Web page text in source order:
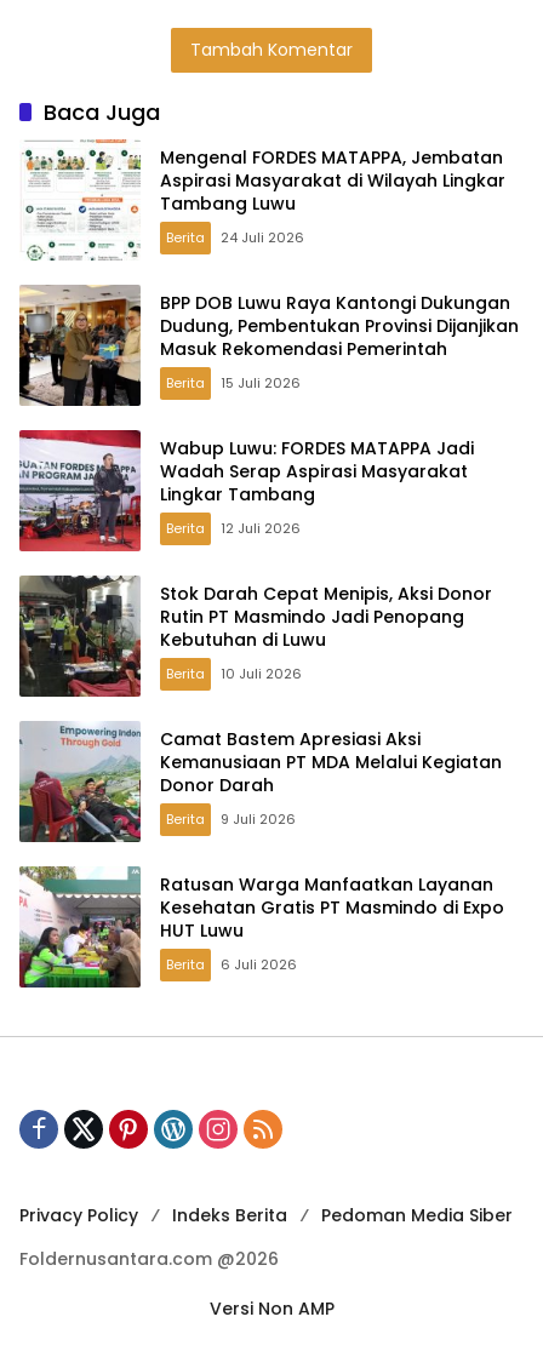
Kegiatan Donor
Darah
PT Masmindo di
Tambah Komentar
Baca Juga
Mengenal FORDES MATAPPA, Jembatan
Aspirasi Masyarakat di Wilayah Lingkar
Tambang Luwu
Berita 24 Juli 2026
BPP DOB Luwu Raya Kantongi Dukungan
Dudung, Pembentukan Provinsi Dijanjikan
Masuk Rekomendasi Pemerintah
Berita 15 Juli 2026
Wabup Luwu: FORDES MATAPPA Jadi
Wadah Serap Aspirasi Masyarakat
Lingkar Tambang
Berita 12 Juli 2026
Stok Darah Cepat Menipis, Aksi Donor
Rutin PT Masmindo Jadi Penopang
Kebutuhan di Luwu
Berita 10 Juli 2026
Camat Bastem Apresiasi Aksi
Kemanusiaan PT MDA Melalui Kegiatan
Donor Darah
Berita 9 Juli 2026
Ratusan Warga Manfaatkan Layanan
Kesehatan Gratis PT Masmindo di Expo
HUT Luwu
Berita 6 Juli 2026
Privacy Policy Indeks Berita
Pedoman Media Siber
Foldernusantara.com @2026
Versi Non AMP